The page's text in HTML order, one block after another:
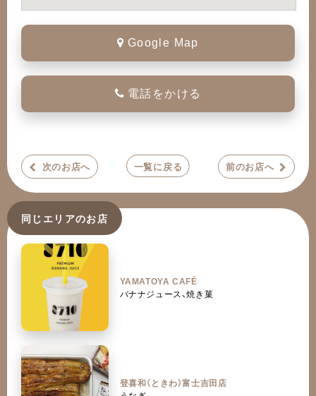
Google Map
電話をかける
次のお店へ 一覧に戻る 前のお店へ
同じエリアのお店
YAMATOYA CAFÉ
バナナジュース、焼き菓
登喜和（ときわ）富士吉田店